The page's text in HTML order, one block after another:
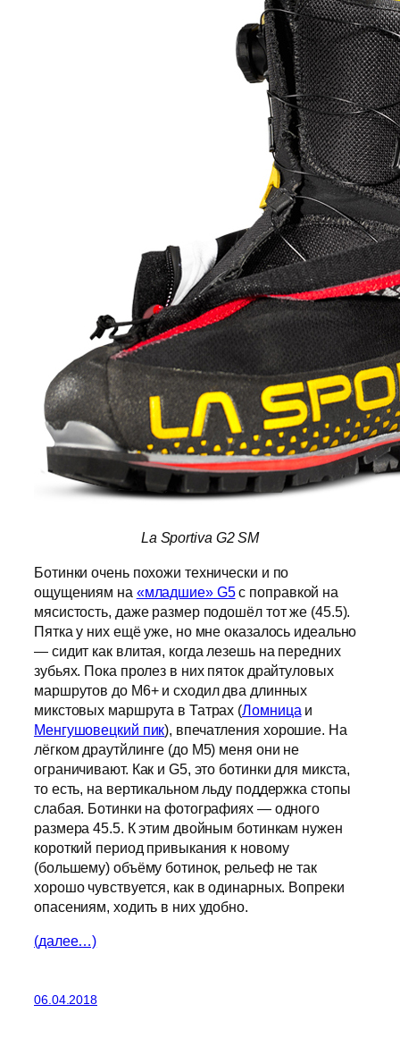
La Sportiva G2 SM
Ботинки очень похожи технически и по
ощущениям на «младшие» G5с поправкой на
мясистость, даже размер подошёл тот же (45.5).
Пятка у них ещё уже, но мне оказалось идеально
— сидит как влитая, когда лезешь на передних
зубьях. Пока пролез в них пяток драйтуловых
маршрутов до M6+ и сходил два длинных
микстовых маршрута в Татрах (Ломница и
Менгушовецкий пик), впечатления хорошие. На
лёгком драутйлинге (до М5) меня они не
ограничивают. Как и G5, это ботинки для микста,
то есть, на вертикальном льду поддержка стопы
слабая. Ботинки на фотографиях — одного
размера 45.5. К этим двойным ботинкам нужен
короткий период привыкания к новому
(большему) объёму ботинок, рельеф не так
хорошо чувствуется, как в одинарных. Вопреки
опасениям, ходить в них удобно.
(далее…)
06.04.2018